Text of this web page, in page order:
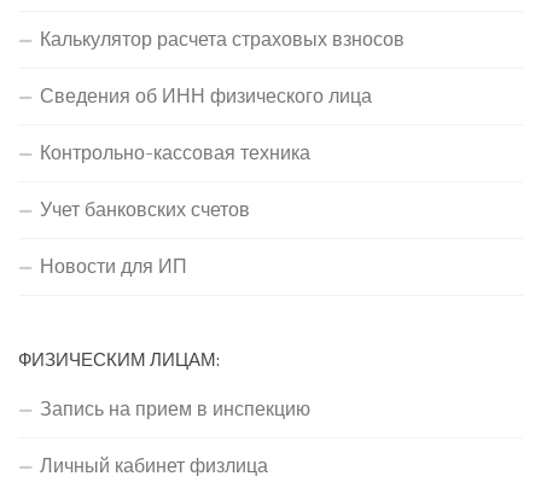
Калькулятор расчета страховых взносов
Сведения об ИНН физического лица
Контрольно-кассовая техника
Учет банковских счетов
Новости для ИП
ФИЗИЧЕСКИМ ЛИЦАМ:
Запись на прием в инспекцию
Личный кабинет физлица